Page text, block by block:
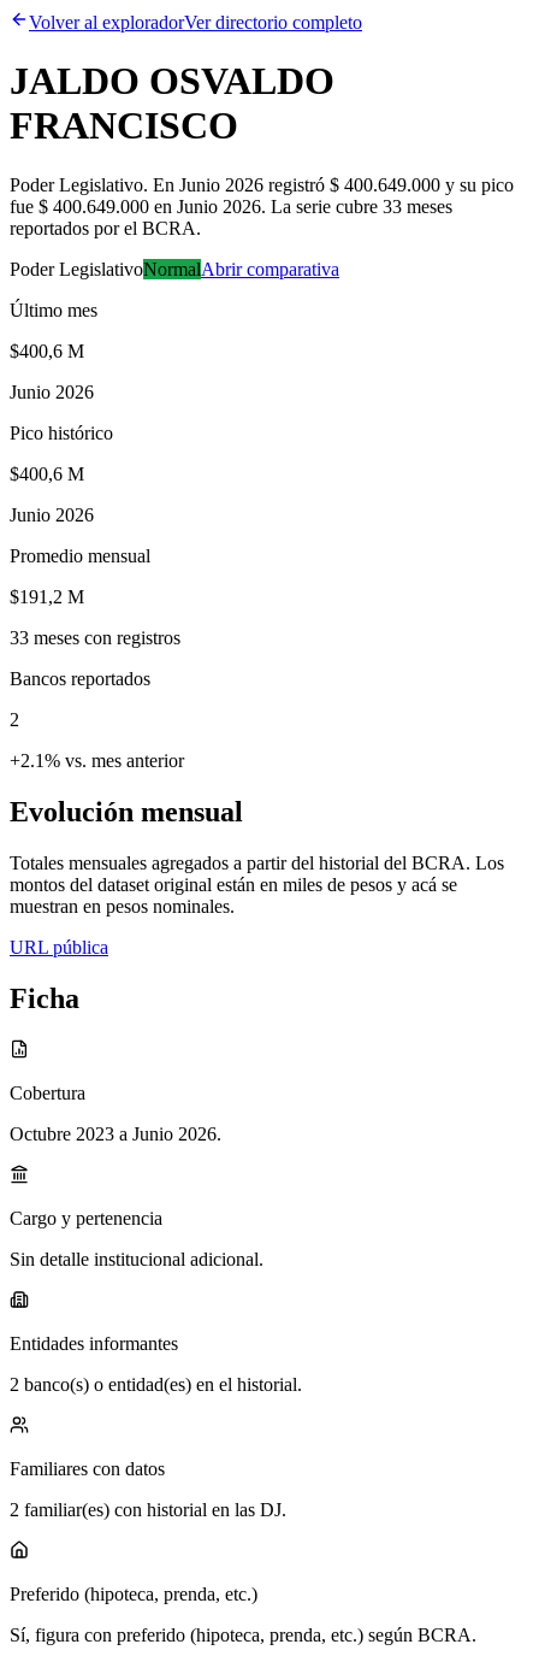
Volver al exploradorVer directorio completo
JALDO OSVALDO
FRANCISCO
Poder Legislativo. En Junio 2026 registró $ 400.649.000 y su pico
fue $ 400.649.000 en Junio 2026. La serie cubre 33 meses
reportados por el BCRA.
Poder LegislativoNormalAbrir comparativa
Último mes
$400,6 M
Junio 2026
Pico histórico
$400,6 M
Junio 2026
Promedio mensual
$191,2 M
33 meses con registros
Bancos reportados
2
+2.1% vs. mes anterior
Evolución mensual
Totales mensuales agregados a partir del historial del BCRA. Los
montos del dataset original están en miles de pesos y acá se
muestran en pesos nominales.
URL pública
Ficha
Cobertura
Octubre 2023 a Junio 2026.
Cargo y pertenencia
Sin detalle institucional adicional.
Entidades informantes
2 banco(s) o entidad(es) en el historial.
Familiares con datos
2 familiar(es) con historial en las DJ.
Preferido (hipoteca, prenda, etc.)
Sí, figura con preferido (hipoteca, prenda, etc.) según BCRA.